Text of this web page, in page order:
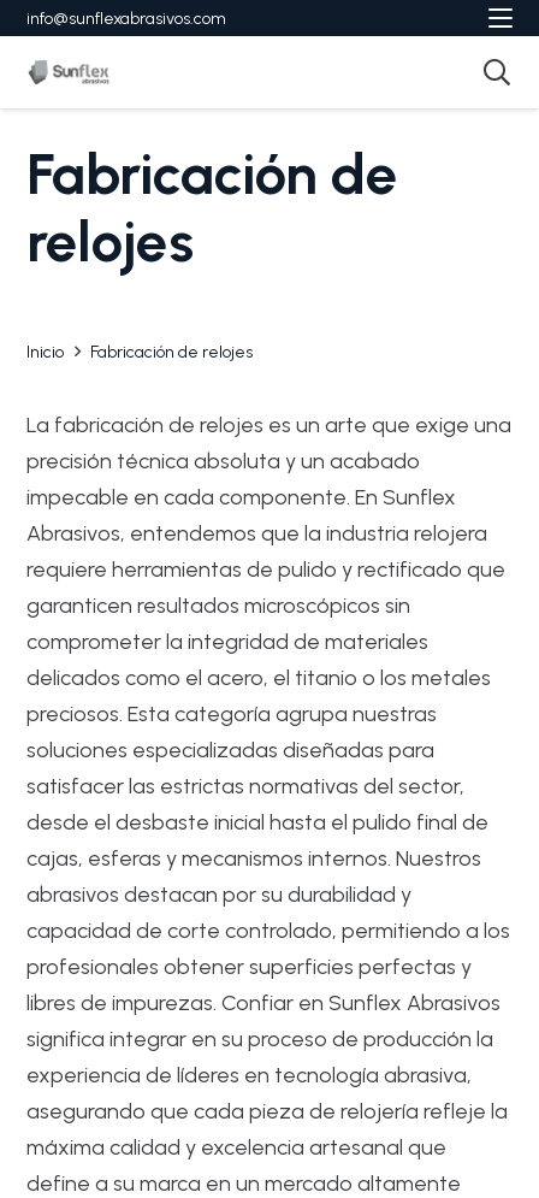
info@sunflexabrasivos.com
Fabricación de
relojes
Inicio Fabricación de relojes
La fabricación de relojes es un arte que exige una
precisión técnica absoluta y un acabado
impecable en cada componente. En Sunflex
Abrasivos, entendemos que la industria relojera
requiere herramientas de pulido y rectificado que
garanticen resultados microscópicos sin
comprometer la integridad de materiales
delicados como el acero, el titanio o los metales
preciosos. Esta categoría agrupa nuestras
soluciones especializadas diseñadas para
satisfacer las estrictas normativas del sector,
desde el desbaste inicial hasta el pulido final de
cajas, esferas y mecanismos internos. Nuestros
abrasivos destacan por su durabilidad y
capacidad de corte controlado, permitiendo a los
profesionales obtener superficies perfectas y
libres de impurezas. Confiar en Sunflex Abrasivos
significa integrar en su proceso de producción la
experiencia de líderes en tecnología abrasiva,
asegurando que cada pieza de relojería refleje la
máxima calidad y excelencia artesanal que
define a su marca en un mercado altamente